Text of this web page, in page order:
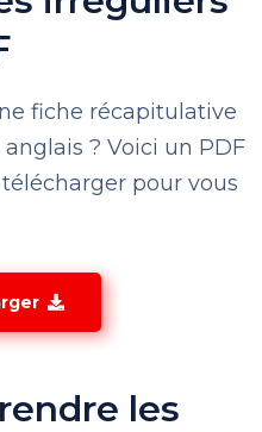
fiche récapitulative
? Voici un PDF
pour vous
les